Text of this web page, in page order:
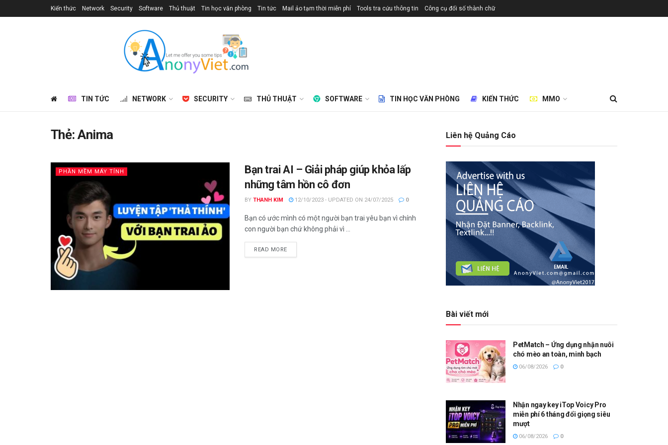
Kiến thức Network Security Software Thủ thuật Tin học văn phòng Tin tức Mail ảo tạm thời miễn phí Tools tra cứu thông tin Công cụ đổi số thành chữ
TIN TỨC NETWORK SECURITY THỦ THUẬT SOFTWARE TIN HỌC VĂN PHÒNG KIẾN THỨC MMO
Thẻ:Anima
PHẦN MỀM MÁY TÍNH
Bạn trai AI – Giải pháp giúp khỏa lấp
những tâm hồn cô đơn
BY THANH KIM 12/10/2023 - UPDATED ON 24/07/2025 0
Bạn có ước mình có một người bạn trai yêu bạn vì chính
con người bạn chứ không phải vì ...
READ MOREDETAILS
Liên hệ Quảng Cáo
Bài viết mới
PetMatch – Ứng dụng nhận nuôi
chó mèo an toàn, minh bạch
06/08/2026 0
Nhận ngay key iTop Voicy Pro
miễn phí 6 tháng đổi giọng siêu
mượt
06/08/2026 0